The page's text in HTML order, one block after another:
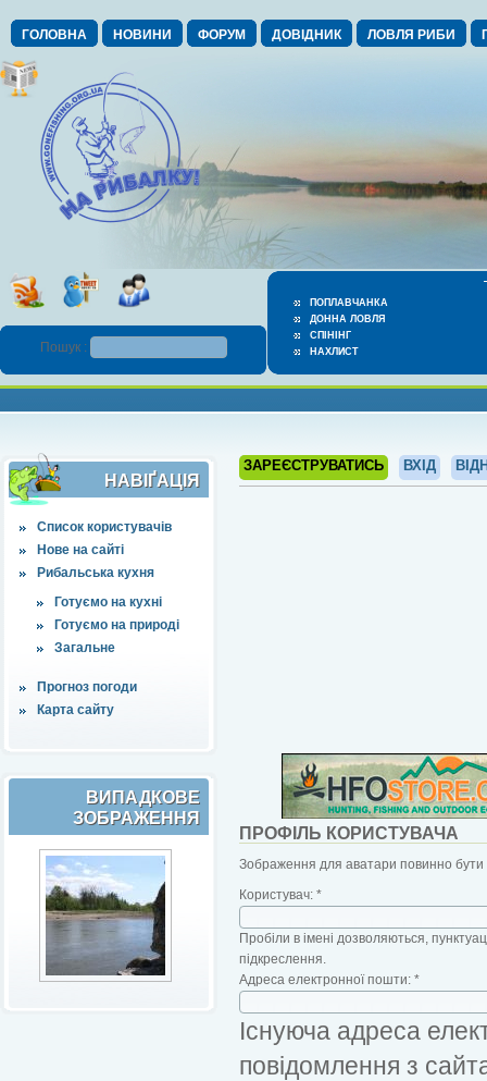
ГОЛОВНА НОВИНИ ФОРУМ ДОВІДНИК ЛОВЛЯ РИБИ
ПОПЛАВЧАНКА
ДОННА ЛОВЛЯ
СПІНІНГ
НАХЛИСТ
Пошук :
НАВІҐАЦІЯ
Список користувачів
Нове на сайті
Рибальська кухня
Готуємо на кухні
Готуємо на природі
Загальне
Прогноз погоди
Карта сайту
ВИПАДКОВЕ
ЗОБРАЖЕННЯ
ЗАРЕЄСТРУВАТИСЬ ВХІД
ПРОФІЛЬ КОРИСТУВАЧА
Зображення для аватари повинно бути
Користувач: *
Пробіли в імені дозволяються,
підкреслення.
Адреса електронної пошти: *
Існуюча адреса
повідомлення з